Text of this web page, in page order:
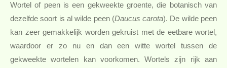
Wortel of peen is een gekweekte groente, die botanisch van
dezelfde soort is al wilde peen (Daucus carota). De wilde peen
kan zeer gemakkelijk worden gekruist met de eetbare wortel,
waardoor er zo nu en dan een witte wortel tussen de
gekweekte wortelen kan voorkomen. Wortels zijn rijk aan